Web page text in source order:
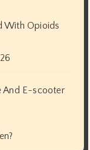
With Opioids
And E-scooter